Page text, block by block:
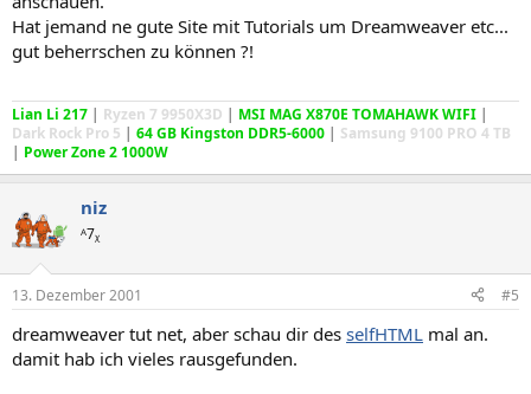
Hat jemand ne gute Site mit Tutorials um Dreamweaver etc...
gut beherrschen zu können ?!
Lian Li 217 | Ryzen 7 9950X3D | MSI MAG X870E TOMAHAWK WIFI |
Dark Rock Pro 5 | 64 GB Kingston DDR5-6000 | Samsung 9100 PRO 4 TB
| Power Zone 2 1000W
niz
ᴬ7ᵪ
13. Dezember 2001 #5
dreamweaver tut net, aber schau dir des selfHTML mal an.
damit hab ich vieles rausgefunden.